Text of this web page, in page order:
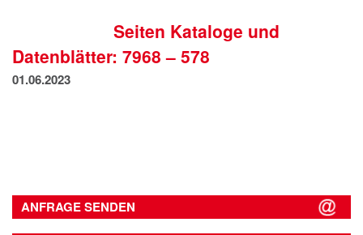
DATENSCHUTZSeiten Kataloge und
Datenblätter: 7968 – 578
01.06.2023
ANFRAGE SENDEN